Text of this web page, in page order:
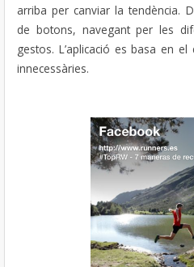
arriba per canviar la tendència.
de botons, navegant per les
gestos. L’aplicació es basa en
innecessàries.